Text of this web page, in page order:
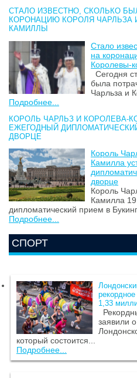
СТАЛО ИЗВЕСТНО, СКОЛЬКО
КОРОНАЦИЮ КОРОЛЯ ЧАРЛЬЗА
КАМИЛЛЫ
Стало
на
Королевы-
Сегодня
была
Чарльза и
Подробнее...
КОРОЛЬ ЧАРЛЬЗ И КОРОЛЕВА-
ЕЖЕГОДНЫЙ
ДВОРЦЕ
Король
Камилла
дворце
Король
Камилла
дипломатический прием в
Подробнее...
СПОРТ
1,33
заявили
который состоится...
Подробнее...